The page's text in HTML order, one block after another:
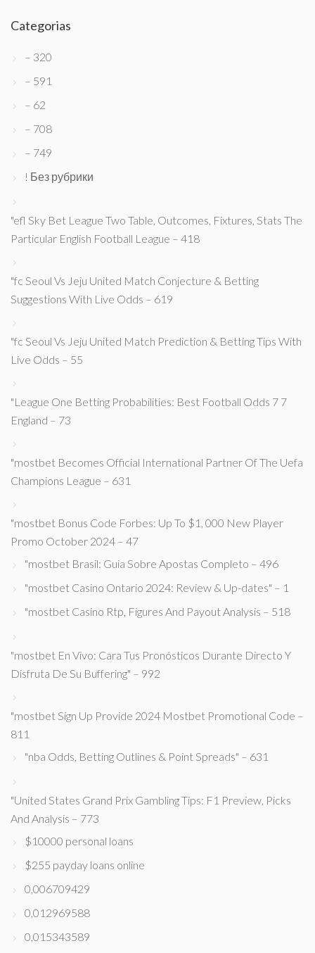
Categorias
– 320
– 591
– 62
– 708
– 749
! Без рубрики
"efl Sky Bet League Two Table, Outcomes, Fixtures, Stats The
Particular English Football League – 418
"fc Seoul Vs Jeju United Match Conjecture & Betting
Suggestions With Live Odds – 619
"fc Seoul Vs Jeju United Match Prediction & Betting Tips With
Live Odds – 55
"League One Betting Probabilities: Best Football Odds 7 7
England – 73
"mostbet Becomes Official International Partner Of The Uefa
Champions League – 631
"mostbet Bonus Code Forbes: Up To $1, 000 New Player
Promo October 2024 – 47
"mostbet Brasil: Guia Sobre Apostas Completo – 496
"mostbet Casino Ontario 2024: Review & Up-dates" – 1
"mostbet Casino Rtp, Figures And Payout Analysis – 518
"mostbet En Vivo: Cara Tus Pronósticos Durante Directo Y
Disfruta De Su Buffering" – 992
"mostbet Sign Up Provide 2024 Mostbet Promotional Code –
811
"nba Odds, Betting Outlines & Point Spreads" – 631
"United States Grand Prix Gambling Tips: F1 Preview, Picks
And Analysis – 773
$10000 personal loans
$255 payday loans online
0,006709429
0,012969588
0,015343589